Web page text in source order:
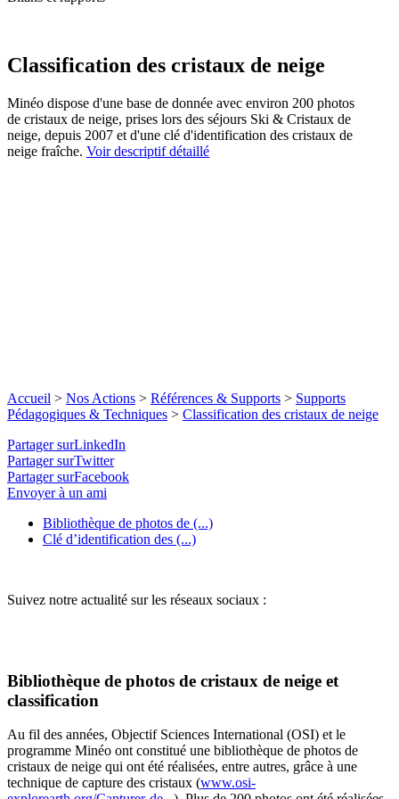
Classification des cristaux de neige
Minéo dispose d'une base de donnée avec environ 200 photos
de cristaux de neige, prises lors des séjours Ski & Cristaux de
neige, depuis 2007 et d'une clé d'identification des cristaux de
neige fraîche. Voir descriptif détaillé
Accueil > Nos Actions > Références & Supports > Supports
Pédagogiques & Techniques > Classification des cristaux de neige
Partager surLinkedIn
Partager surTwitter
Partager surFacebook
Envoyer à un ami
Bibliothèque de photos de (...)
Clé d’identification des (...)
Suivez notre actualité sur les réseaux sociaux :
Bibliothèque de photos de cristaux de neige et
classification
Au fil des années, Objectif Sciences International (OSI) et le
programme Minéo ont constitué une bibliothèque de photos de
cristaux de neige qui ont été réalisées, entre autres, grâce à une
technique de capture des cristaux (www.osi-